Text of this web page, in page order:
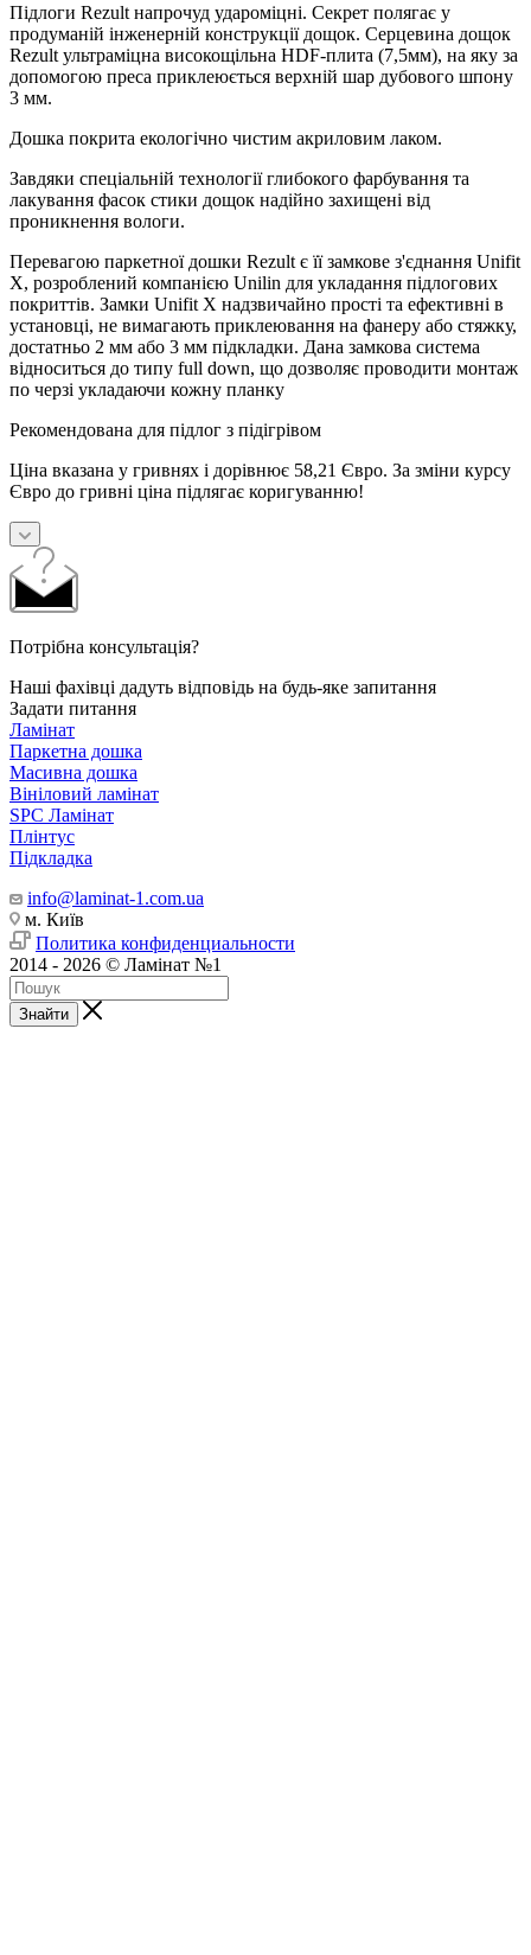
Підлоги Rezult напрочуд удароміцні. Секрет полягає у
продуманій інженерній конструкції дощок. Серцевина дощок
Rezult ультраміцна високощільна HDF-плита (7,5мм), на яку за
допомогою преса приклеюється верхній шар дубового шпону
3 мм.
Дошка покрита екологічно чистим акриловим лаком.
Завдяки спеціальній технології глибокого фарбування та
лакування фасок стики дощок надійно захищені від
проникнення вологи.
Перевагою паркетної дошки Rezult є її замкове з'єднання Unifit
X, розроблений компанією Unilin для укладання підлогових
покриттів. Замки Unifit X надзвичайно прості та ефективні в
установці, не вимагають приклеювання на фанеру або стяжку,
достатньо 2 мм або 3 мм підкладки. Дана замкова система
відноситься до типу full down, що дозволяє проводити монтаж
по черзі укладаючи кожну планку
Рекомендована для підлог з підігрівом
Ціна вказана у гривнях і дорівнює 58,21 Євро. За зміни курсу
Євро до гривні ціна підлягає коригуванню!
Потрібна консультація?
Наші фахівці дадуть відповідь на будь-яке запитання
Задати питання
Ламінат
Паркетна дошка
Масивна дошка
Вініловий ламінат
SPC Ламінат
Плінтус
Підкладка
info@laminat-1.com.ua
м. Київ
Политика конфиденциальности
2014 - 2026 © Ламінат №1
Знайти